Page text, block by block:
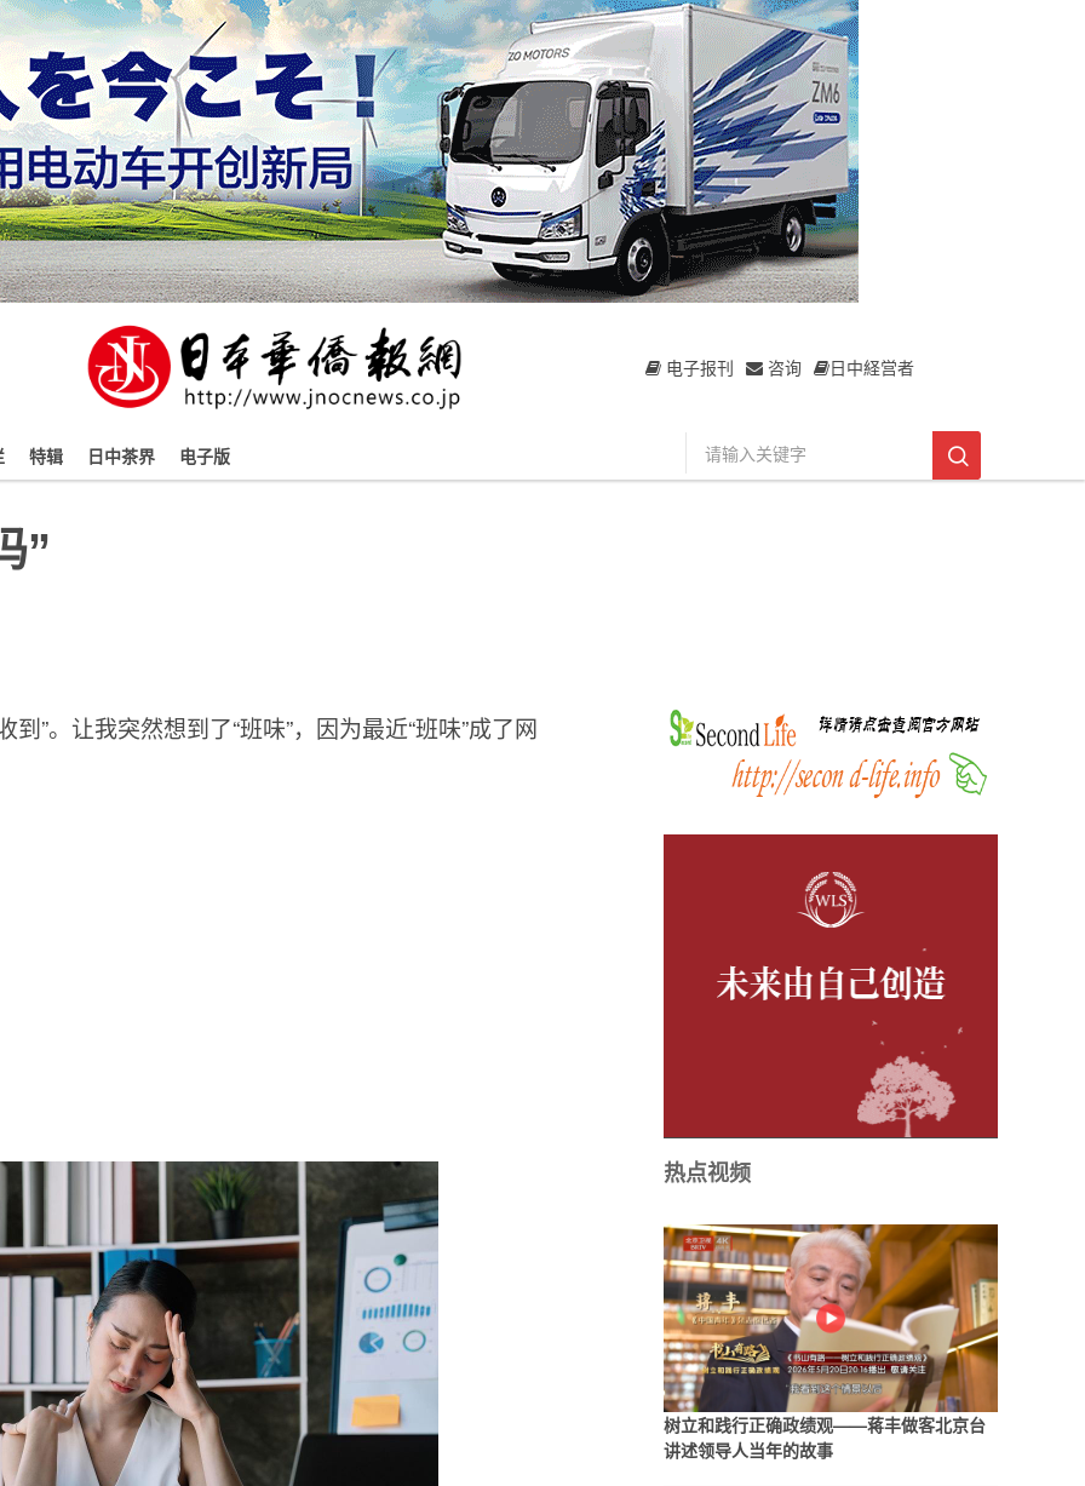
电子报刊 咨询 日中経営者
特辑 日中茶界 电子版
”
”。让我突然想到了“班味”，因为最近“班味”成了网
热点视频
树立和践行正确政绩观——蒋丰做客北京台
讲述领导人当年的故事